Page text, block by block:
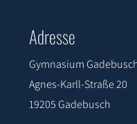
Adresse
Agnes-Karll-Straße 20
19205 Gadebusch